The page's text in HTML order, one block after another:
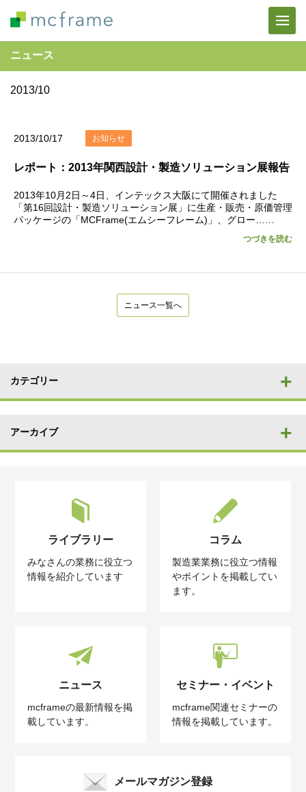
ニュース
2013/10
2013/10/17 お知らせ
レポート：2013年関西設計・製造ソリューション展報告
2013年10月2日～4日、インテックス大阪にて開催されました
「第16回設計・製造ソリューション展」に生産・販売・原価管理
パッケージの「MCFrame(エムシーフレーム)」、グロー……
つづきを読む
ニュース一覧へ
カテゴリー
アーカイブ
ライブラリー
みなさんの業務に役立つ
情報を紹介しています
コラム
製造業業務に役立つ情報
やポイントを掲載してい
ます。
ニュース
mcframeの最新情報を掲
載しています。
セミナー・イベント
mcframe関連セミナーの
情報を掲載しています。
メールマガジン登録